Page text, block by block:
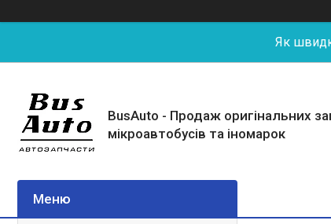
Як
BusAuto - Продаж оригінальних
мікроавтобусів та іномарок